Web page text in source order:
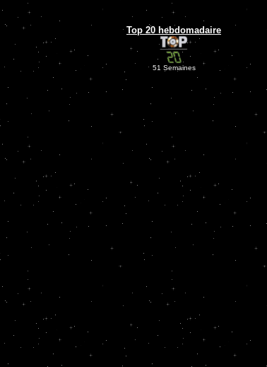
Top 20 hebdomadaire
51 Semaines